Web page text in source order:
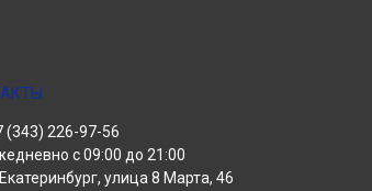
(343) 226-97-56
с 09:00 до 21:00
улица 8 Марта, 46